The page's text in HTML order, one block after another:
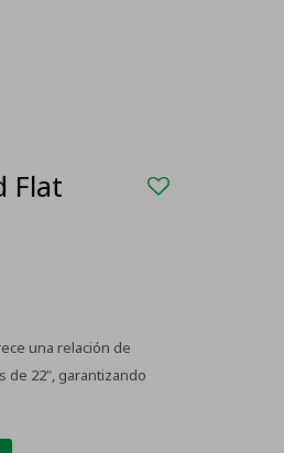
Flat
una relación de
de 22", garantizando